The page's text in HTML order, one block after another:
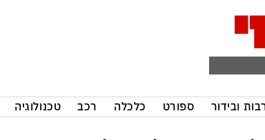
ובידור ספורט כלכלה רכב טכנולוגיה